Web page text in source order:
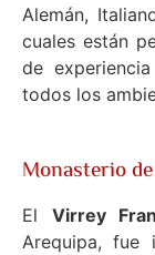
Alemán,
cuales están
de
todos los
Monasterio
El Virrey
Arequipa, fue